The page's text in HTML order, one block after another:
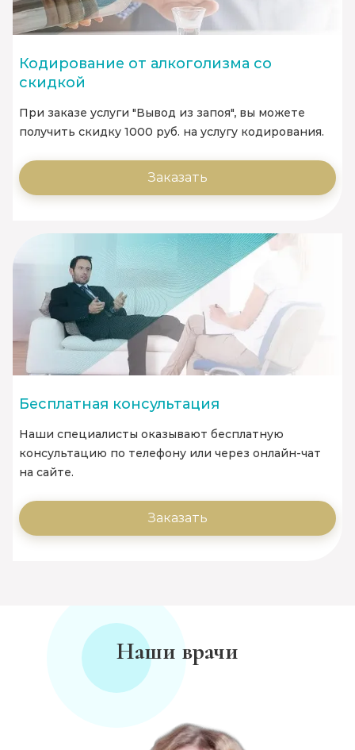
Кодирование от алкоголизма со
скидкой
При заказе услуги "Вывод из запоя", вы можете
получить скидку 1000 руб. на услугу кодирования.
Заказать
Бесплатная консультация
Наши специалисты оказывают бесплатную
консультацию по телефону или через онлайн-чат
на сайте.
Заказать
Наши врачи